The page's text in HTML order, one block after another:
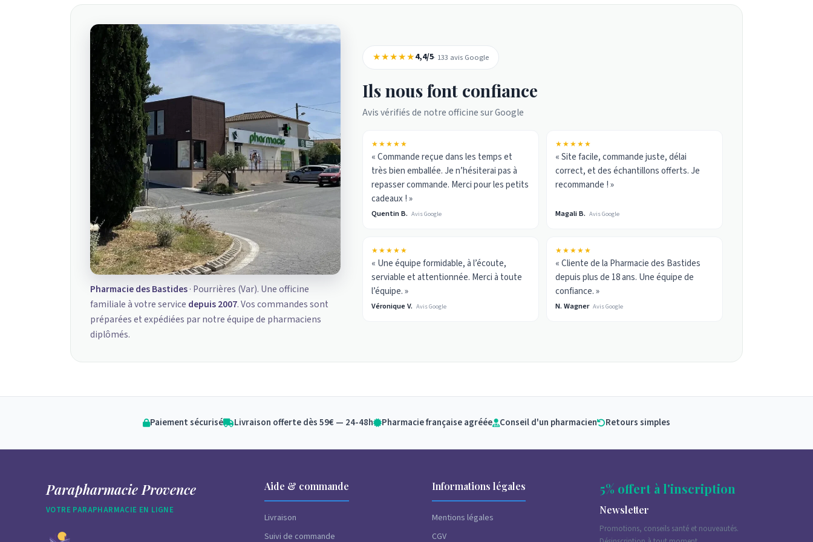
Pharmacie des Bastides· Pourrières (Var). Une officine
familiale à votre service depuis 2007. Vos commandes sont
préparées et expédiées par notre équipe de pharmaciens
diplômés.
★★★★★4,4/5· 133 avis Google
Ils nous font confiance
Avis vérifiés de notre officine sur Google
★★★★★
« Commande reçue dans les temps et
très bien emballée. Je n’hésiterai pas à
repasser commande. Merci pour les petits
cadeaux ! »
Quentin B. Avis Google
★★★★★
« Site facile, commande juste, délai
correct, et des échantillons offerts. Je
recommande ! »
Magali B. Avis Google
★★★★★
« Une équipe formidable, à l’écoute,
serviable et attentionnée. Merci à toute
l’équipe. »
Véronique V. Avis Google
★★★★★
« Cliente de la Pharmacie des Bastides
depuis plus de 18 ans. Une équipe de
confiance. »
N. Wagner Avis Google
Paiement sécurisé Livraison offerte dès 59€ — 24-48h Pharmacie française agréée Conseil d'un pharmacien Retours simples
Parapharmacie Provence
VOTRE PARAPHARMACIE EN LIGNE
Aide & commande
Livraison
Suivi de commande
Informations légales
Mentions légales
CGV
5% offert à l'inscription
Newsletter
Promotions, conseils santé et nouveautés.